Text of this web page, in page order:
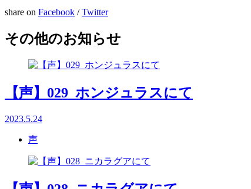
share on Facebook /Twitter
その他のお知らせ
【声】029_ホンジュラスにて
2023.5.24
声